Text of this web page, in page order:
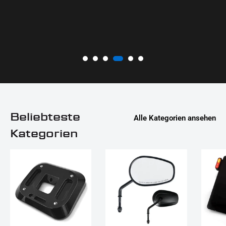
Beliebteste
Kategorien
Alle Kategorien ansehen